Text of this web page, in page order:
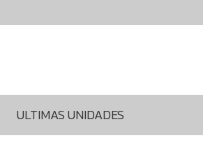
ULTIMAS UNIDADES